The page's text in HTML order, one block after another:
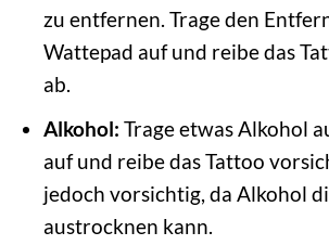
zu entfernen. Trage den
Wattepad auf und reibe das
ab.
Alkohol: Trage etwas Alkohol
auf und reibe das Tattoo
jedoch vorsichtig, da Alkohol
austrocknen kann.